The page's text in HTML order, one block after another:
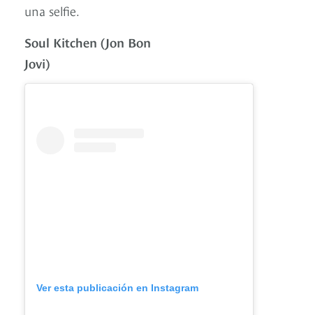
una selfie.
Soul Kitchen (Jon Bon
Jovi)
Ver esta publicación en Instagram